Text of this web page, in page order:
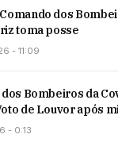
dos
toma posse
- 11:09
dos Bombeiros da
de Louvor após
- 0:13